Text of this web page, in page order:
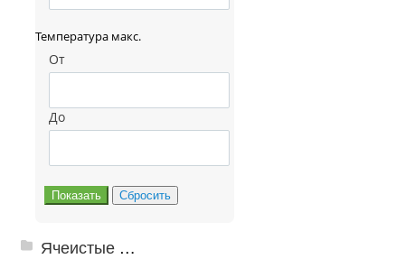
Температура макс.
От
До
Ячеистые грязезащитные покрытия